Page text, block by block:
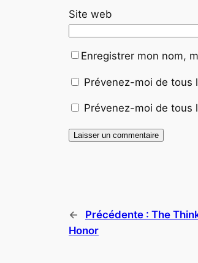
Site web
Enregistrer mon nom,
Prévenez-moi de tous
Prévenez-moi de tous
← Précédente : The
Honor